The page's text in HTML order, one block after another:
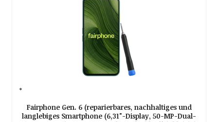
Fairphone Gen. 6 (reparierbares, nachhaltiges und
langlebiges Smartphone (6,31"-Display, 50-MP-Dual-